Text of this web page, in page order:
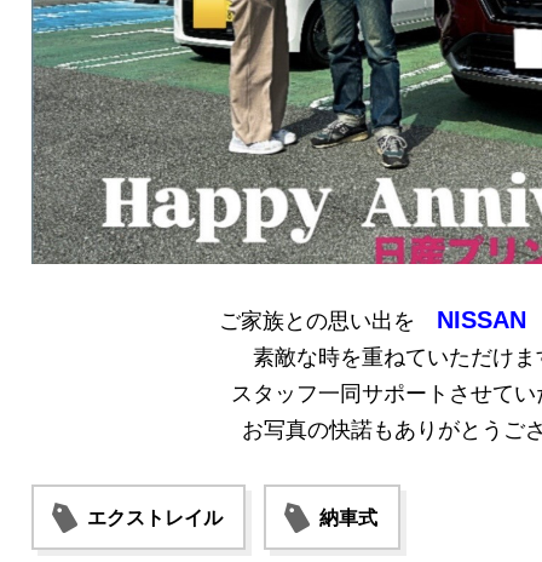
ご家族との思い出を NISSAN
素敵な時を重ねていただけま
スタッフ一同サポートさせて
お写真の快諾もありがとうご
エクストレイル 納車式